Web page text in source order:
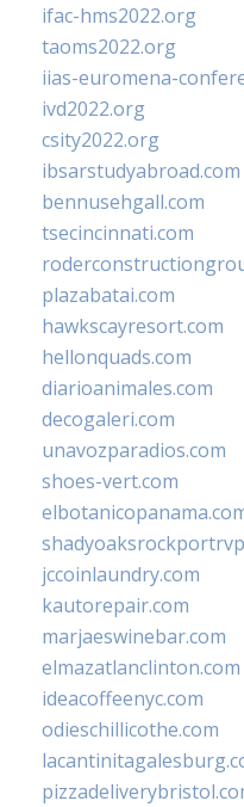
ifac-hms2022.org
taoms2022.org
iias-euromena-
ivd2022.org
csity2022.org
ibsarstudyabroad.com
bennusehgall.com
tsecincinnati.com
plazabatai.com
hawkscayresort.com
hellonquads.com
diarioanimales.com
decogaleri.com
unavozparadios.com
shoes-vert.com
jccoinlaundry.com
kautorepair.com
marjaeswinebar.com
elmazatlanclinton.com
ideacoffeenyc.com
odieschillicothe.com